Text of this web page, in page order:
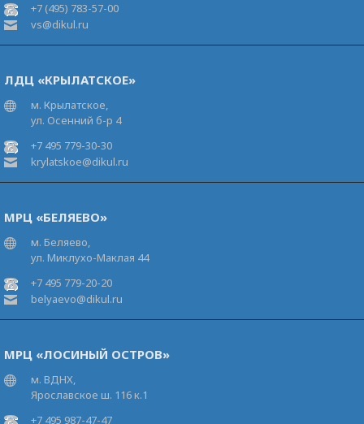
+7 (495) 783-57-00
vs@dikul.ru
ЛДЦ «КРЫЛАТСКОЕ»
м. Крылатское,
ул. Осенний б-р 4
+7 495 779-30-30
krylatskoe@dikul.ru
МРЦ «БЕЛЯЕВО»
м. Беляево,
ул. Миклухо-Маклая 44
+7 495 779-20-20
belyaevo@dikul.ru
МРЦ «ЛОСИНЫЙ ОСТРОВ»
м. ВДНХ,
Ярославское ш. 116 к.1
+7 495 987-47-47